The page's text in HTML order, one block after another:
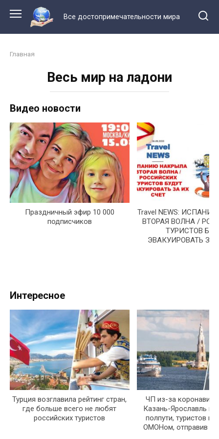
контенту
Все достопримечательности мира
Главная
Весь мир на ладони
Видео новости
Праздничный эфир 10 000
подписчиков
Travel NEWS:
ВТОРАЯ ВОЛНА /
ТУРИСТОВ
ЭВАКУИРОВАТЬ ЗА
Интересное
Турция возглавила рейтинг стран,
где больше всего не любят
российских туристов
ЧП из-за
Казань-Ярославль
полпути, туристов
ОМОНом, отправив на